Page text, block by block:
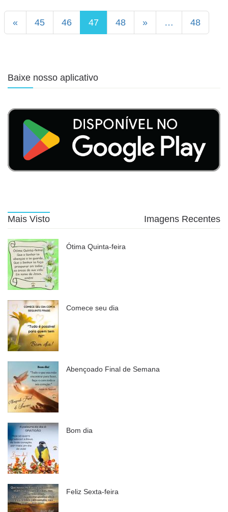
« 45 46 47 48 » … 48
Baixe nosso aplicativo
Mais Visto Imagens Recentes
Ótima Quinta-feira
Comece seu dia
Abençoado Final de Semana
Bom dia
Feliz Sexta-feira